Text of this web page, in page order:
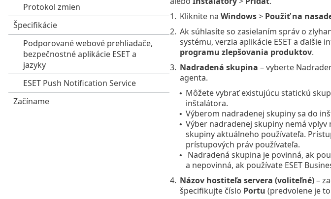
1. Kliknite na Windows> Použiť na
2. Ak súhlasíte so zasielaním správ o
systému, verzia aplikácie ESET a ďalšie
programu zlepšovania produktov.
3. Nadradená skupina – vyberte
agenta.
• Môžete vybrať existujúcu statickú
inštalátora.
• Výberom nadradenej skupiny sa do
• Výber nadradenej skupiny nemá
skupiny aktuálneho používateľa.
prístupových práv používateľa.
•
Nadradená skupina je povinná, ak
a nepovinná, ak používate ESET
4. Názov hostiteľa servera (voliteľné)–
špecifikujte číslo Portu (predvolene je to